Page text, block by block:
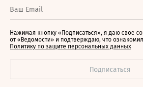
Нажимая кнопку «Подписаться», я даю свое
от «Ведомости» и подтверждаю, что
Политику по защите персональных данных